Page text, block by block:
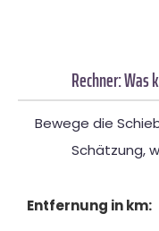
Rechner: Was
Bewege die
Schätzung,
Entfernung in km: